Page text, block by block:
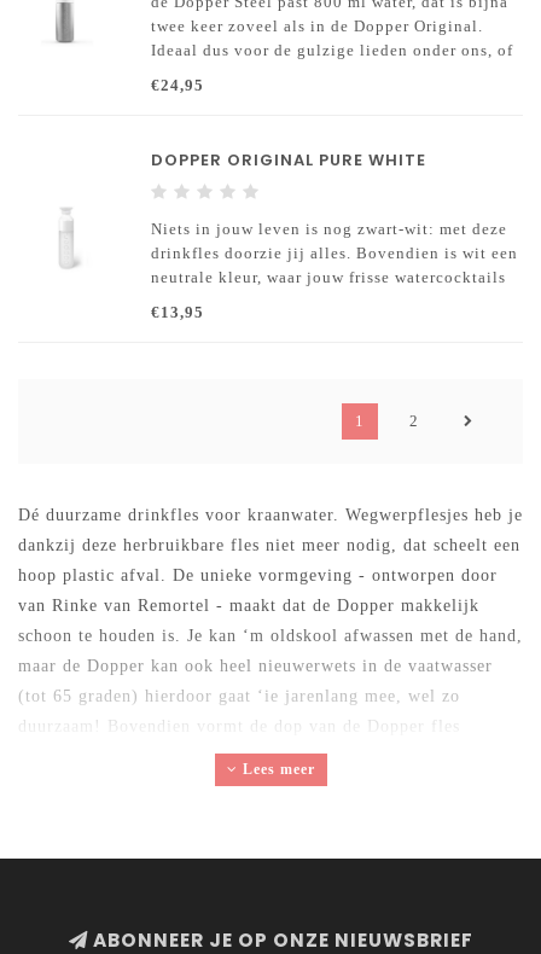
twee keer zoveel als in de Dopper Original.
Ideaal dus voor de gulzige lieden onder ons, of
op heen-en-weertjes naar de kraan.
€24,95
DOPPER ORIGINAL PURE WHITE
Niets in jouw leven is nog zwart-wit: met deze
drinkfles doorzie jij alles. Bovendien is wit een
neutrale kleur, waar jouw frisse watercocktails
€13,95
1 2
Dé duurzame drinkfles voor kraanwater. Wegwerpflesjes heb je
dankzij deze herbruikbare fles niet meer nodig, dat scheelt een
hoop plastic afval. De unieke vormgeving - ontworpen door
van Rinke van Remortel - maakt dat de Dopper makkelijk
schoon te houden is. Je kan ‘m oldskool afwassen met de hand,
maar de Dopper kan ook heel nieuwerwets in de vaatwasser
(tot 65 graden) hierdoor gaat ‘ie jarenlang mee, wel zo
duurzaam! Bovendien vormt de dop van de Dopper fles
omgekeerd een bekertje, zo wordt kraanwater letterlijk op een
voetstuk geplaatst. De Dopper wordt klimaatneutraal
Lees meer
ABONNEER JE OP ONZE NIEUWSBRIEF